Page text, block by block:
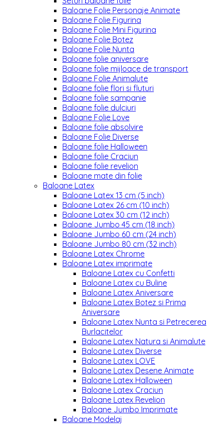
Baloane Folie Personaje Animate
Baloane Folie Figurina
Baloane Folie Mini Figurina
Baloane Folie Botez
Baloane Folie Nunta
Baloane folie aniversare
Baloane folie mijloace de transport
Baloane Folie Animalute
Baloane folie flori si fluturi
Baloane folie sampanie
Baloane folie dulciuri
Baloane Folie Love
Baloane folie absolvire
Baloane Folie Diverse
Baloane folie Halloween
Baloane folie Craciun
Baloane folie revelion
Baloane mate din folie
Baloane Latex
Baloane Latex 13 cm (5 inch)
Baloane Latex 26 cm (10 inch)
Baloane Latex 30 cm (12 inch)
Baloane Jumbo 45 cm (18 inch)
Baloane Jumbo 60 cm (24 inch)
Baloane Jumbo 80 cm (32 inch)
Baloane Latex Chrome
Baloane Latex imprimate
Baloane Latex cu Confetti
Baloane Latex cu Buline
Baloane Latex Aniversare
Baloane Latex Botez si Prima
Aniversare
Baloane Latex Nunta si Petrecerea
Burlacitelor
Baloane Latex Natura si Animalute
Baloane Latex Diverse
Baloane Latex LOVE
Baloane Latex Desene Animate
Baloane Latex Halloween
Baloane Latex Craciun
Baloane Latex Revelion
Baloane Jumbo Imprimate
Baloane Modelaj